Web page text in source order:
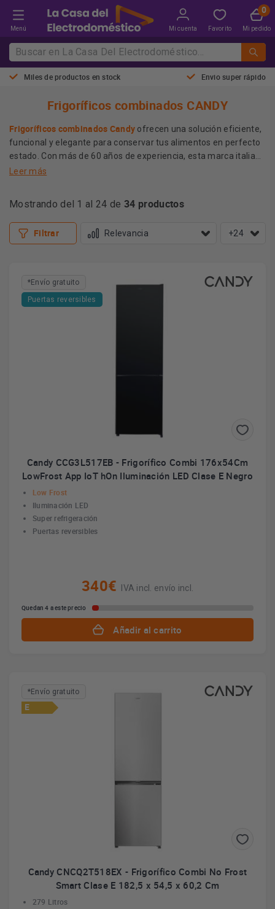
Menú Mi cuenta Favorito Mi pedido
Miles de productos en stock Envio super rápido
Frigoríficos combinados CANDY
Frigoríficos combinados Candy ofrecen una solución eficiente,
funcional y elegante para conservar tus alimentos en perfecto
estado. Con más de 60 años de experiencia, esta marca italiana
se ha ganado la confianza de miles de hogares gracias a su
capacidad y durabilidad, los modelos Candy son una apuesta
segura para optimizar tu cocina sin complicaciones.
mejora tu cocina hoy mismo.
Leer más
Mostrando del 1 al 24 de 34 productos
Filtrar +24
*Envío gratuito
Puertas reversibles
Candy CCG3L517EB - Frigorífico Combi 176x54Cm
LowFrost App IoT hOn Iluminación LED Clase E Negro
Low Frost
Iluminación LED
Super refrigeración
Puertas reversibles
340€ IVA incl. envío incl.
Quedan 4 a este precio
Añadir al carrito
*Envío gratuito
E
Candy CNCQ2T518EX - Frigorífico Combi No Frost
Smart Clase E 182,5 x 54,5 x 60,2 Cm
279 Litros